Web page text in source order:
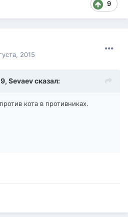
9
2015
Sevaevсказал:
кота в противниках.